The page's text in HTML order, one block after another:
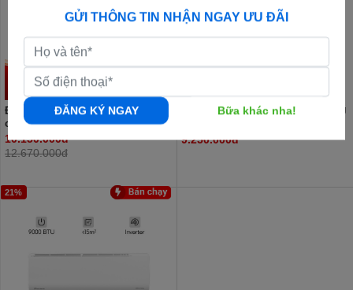
Điều hòa Daikin 12000 BTU 1
chiều inverter FTKB35ZVMV
10.150.000đ
12.670.000đ
Điều hòa Daikin 1 chiều 9.000BTU
9.250.000đ
21%
GỬI THÔNG TIN NHẬN NGAY ƯU ĐÃI
ĐĂNG KÝ NGAY Bữa khác nha!